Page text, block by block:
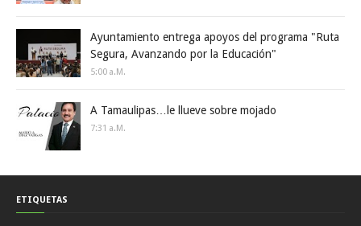
Ayuntamiento entrega apoyos del programa "Ruta
Segura, Avanzando por la Educación"
5:00 A.m.
A Tamaulipas…le llueve sobre mojado
7:31 A.m.
ETIQUETAS